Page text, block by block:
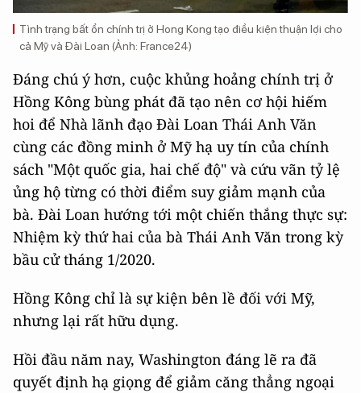
Tình trạng bất ổn chính trị ở Hong Kong tạo điều kiện thuận lợi cho
cả Mỹ và Đài Loan (Ảnh: France24)
Đáng chú ý hơn, cuộc khủng hoảng chính trị ở
Hồng Kông bùng phát đã tạo nên cơ hội hiếm
hoi để Nhà lãnh đạo Đài Loan Thái Anh Văn
cùng các đồng minh ở Mỹ hạ uy tín của chính
sách "Một quốc gia, hai chế độ" và cứu vãn tỷ lệ
ủng hộ từng có thời điểm suy giảm mạnh của
bà. Đài Loan hướng tới một chiến thắng thực sự:
Nhiệm kỳ thứ hai của bà Thái Anh Văn trong kỳ
bầu cử tháng 1/2020.
Hồng Kông chỉ là sự kiện bên lề đối với Mỹ,
nhưng lại rất hữu dụng.
Hồi đầu năm nay, Washington đáng lẽ ra đã
quyết định hạ giọng để giảm căng thẳng ngoại